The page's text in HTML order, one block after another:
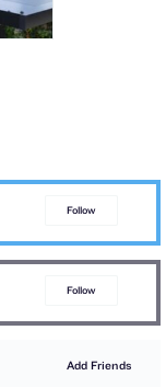
Follow
Follow
Add Friends